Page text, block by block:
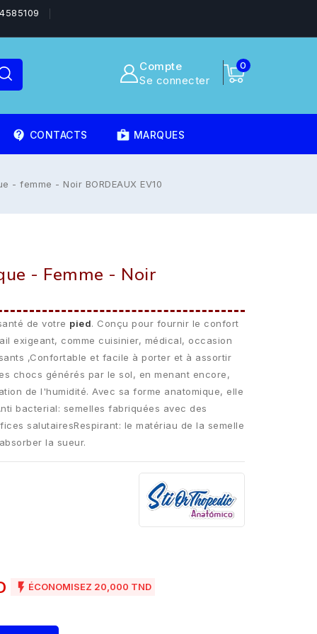
Compte
Se connecter
0
contact_support CONTACTS shoppingmode
MARQUES
- femme - Noir BORDEAUX EV10
- Femme - Noir
de votre pied. Conçu pour fournir le confort
exigeant, comme cuisinier, médical, occasion
,Confortable et facile à porter et à assortir
chocs générés par le sol, en menant encore,
de l'humidité. Avec sa forme anatomique, elle
bacterial: semelles fabriquées avec des
salutairesRespirant: le matériau de la semelle
la sueur.
 ÉCONOMISEZ 20,000 TND